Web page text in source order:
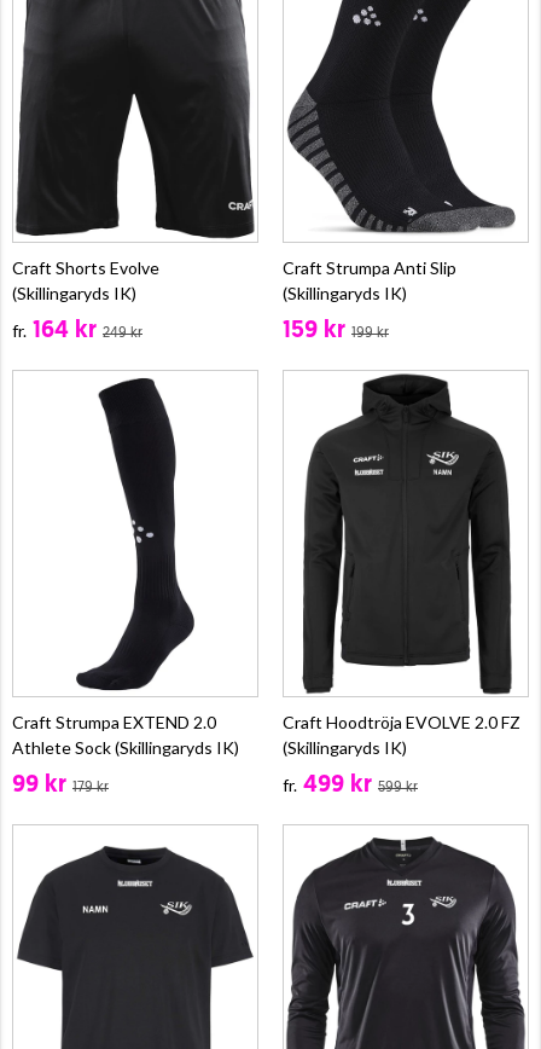
Craft Shorts Evolve
(Skillingaryds IK)
fr. 164 kr 249 kr
Craft Strumpa Anti Slip
(Skillingaryds IK)
159 kr 199 kr
Craft Strumpa EXTEND 2.0
Athlete Sock (Skillingaryds IK)
99 kr 179 kr
Craft Hoodtröja EVOLVE 2.0 FZ
(Skillingaryds IK)
fr. 499 kr 599 kr